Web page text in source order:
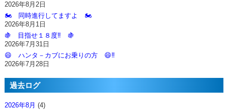
2026年8月2日
🏍️ 同時進行してますよ 🏍️
2026年8月1日
🍇 目指せ１８度‼️ 🍇
2026年7月31日
😄 ハンタ－カブにお乗りの方 😄‼️
2026年7月28日
過去ログ
2026年8月 (4)